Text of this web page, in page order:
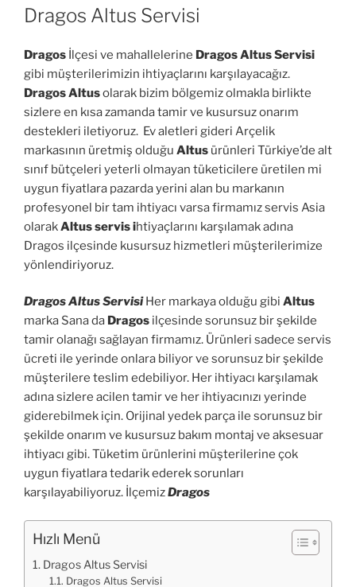
TARIHI
Dragos Altus Servisi
Dragos İlçesi ve mahallelerine Dragos Altus Servisi
gibi müşterilerimizin ihtiyaçlarını karşılayacağız.
Dragos Altusolarak bizim bölgemiz olmakla birlikte
sizlere en kısa zamanda tamir ve kusursuz onarım
destekleri iletiyoruz. Ev aletleri gideri Arçelik
markasının üretmiş olduğu Altus ürünleri Türkiye’de alt
sınıf bütçeleri yeterli olmayan tüketicilere üretilen mi
uygun fiyatlara pazarda yerini alan bu markanın
profesyonel bir tam ihtiyacı varsa firmamız servis Asia
olarakAltus servis ihtiyaçlarını karşılamak adına
Dragos ilçesinde kusursuz hizmetleri müşterilerimize
yönlendiriyoruz.
Dragos Altus Servisi Her markaya olduğu gibi Altus
marka Sana da Dragos ilçesinde sorunsuz bir şekilde
tamir olanağı sağlayan firmamız. Ürünleri sadece servis
ücreti ile yerinde onlara biliyor ve sorunsuz bir şekilde
müşterilere teslim edebiliyor. Her ihtiyacı karşılamak
adına sizlere acilen tamir ve her ihtiyacınızı yerinde
giderebilmek için. Orijinal yedek parça ile sorunsuz bir
şekilde onarım ve kusursuz bakım montaj ve aksesuar
ihtiyacı gibi. Tüketim ürünlerini müşterilerine çok
uygun fiyatlara tedarik ederek sorunları
karşılayabiliyoruz. İlçemizDragos
Hızlı Menü
Dragos Altus Servisi
Dragos Altus Servisi